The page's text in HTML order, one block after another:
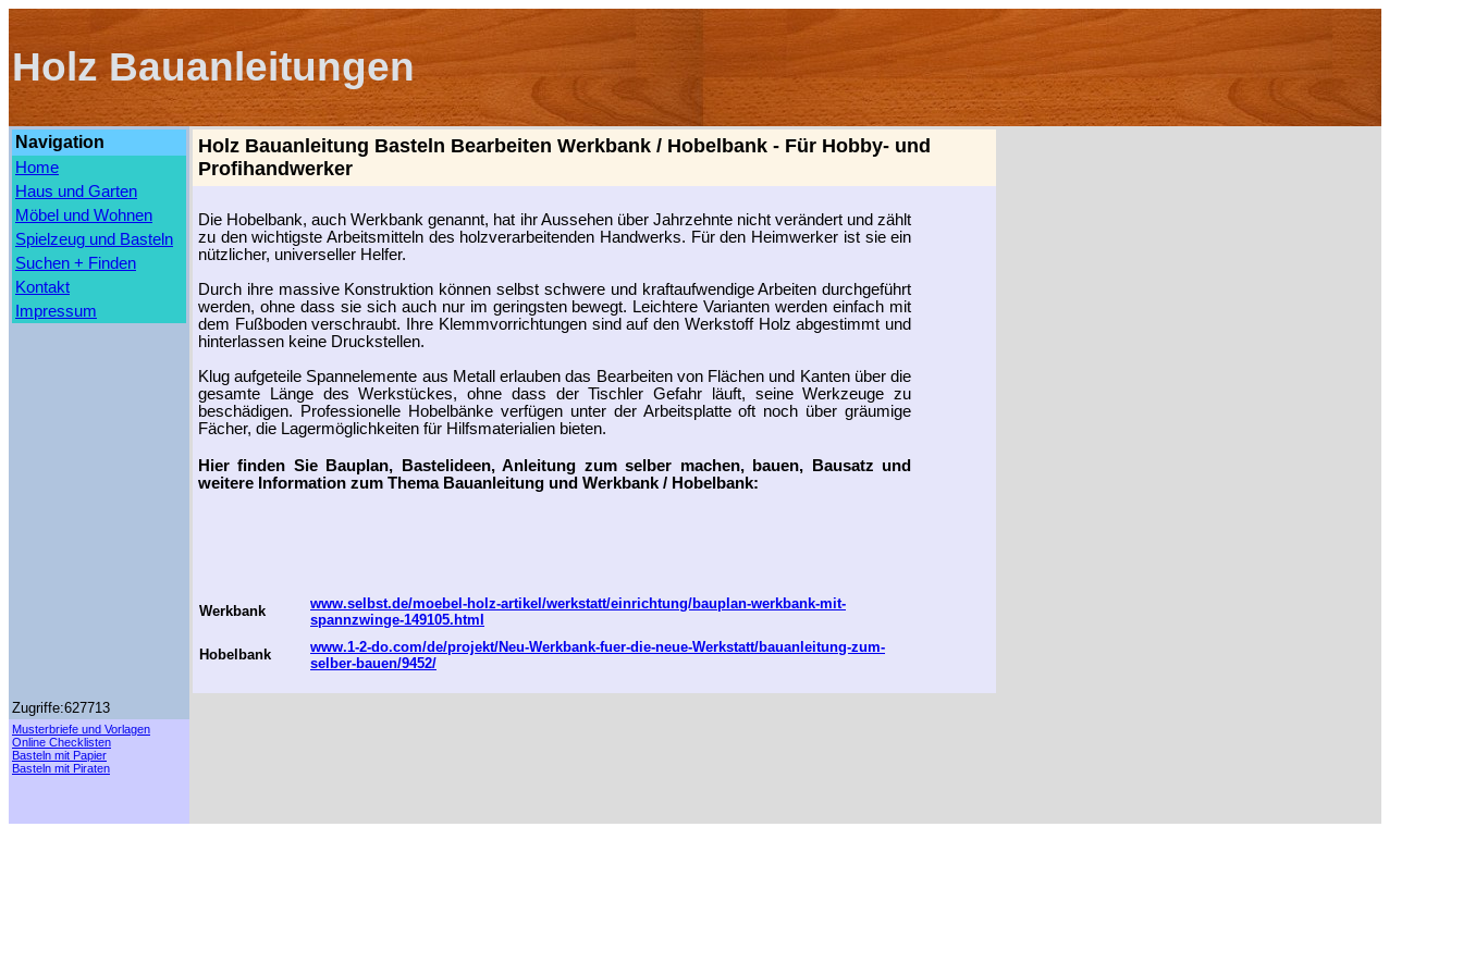
Holz Bauanleitungen
Navigation
Home
Haus und Garten
Möbel und Wohnen
Spielzeug und Basteln
Suchen + Finden
Kontakt
Impressum
Holz Bauanleitung Basteln Bearbeiten Werkbank / Hobelbank - Für Hobby- und
Profihandwerker
Die Hobelbank, auch Werkbank genannt, hat ihr Aussehen über Jahrzehnte nicht verändert und zählt
zu den wichtigste Arbeitsmitteln des holzverarbeitenden Handwerks. Für den Heimwerker ist sie ein
nützlicher, universeller Helfer.
Durch ihre massive Konstruktion können selbst schwere und kraftaufwendige Arbeiten durchgeführt
werden, ohne dass sie sich auch nur im geringsten bewegt. Leichtere Varianten werden einfach mit
dem Fußboden verschraubt. Ihre Klemmvorrichtungen sind auf den Werkstoff Holz abgestimmt und
hinterlassen keine Druckstellen.
Klug aufgeteile Spannelemente aus Metall erlauben das Bearbeiten von Flächen und Kanten über die
gesamte Länge des Werkstückes, ohne dass der Tischler Gefahr läuft, seine Werkzeuge zu
beschädigen. Professionelle Hobelbänke verfügen unter der Arbeitsplatte oft noch über gräumige
Fächer, die Lagermöglichkeiten für Hilfsmaterialien bieten.
Hier finden Sie Bauplan, Bastelideen, Anleitung zum selber machen, bauen, Bausatz und
weitere Information zum Thema Bauanleitung und Werkbank / Hobelbank:
Werkbank
www.selbst.de/moebel-holz-artikel/werkstatt/einrichtung/bauplan-werkbank-mit-
spannzwinge-149105.html
Hobelbank
www.1-2-do.com/de/projekt/Neu-Werkbank-fuer-die-neue-Werkstatt/bauanleitung-zum-
selber-bauen/9452/
Zugriffe:627713
Musterbriefe und Vorlagen
Online Checklisten
Basteln mit Papier
Basteln mit Piraten